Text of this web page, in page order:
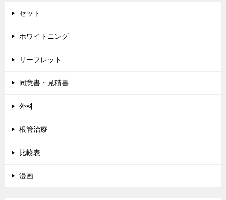
セット
ホワイトニング
リーフレット
同意書・見積書
外科
根管治療
比較表
漫画